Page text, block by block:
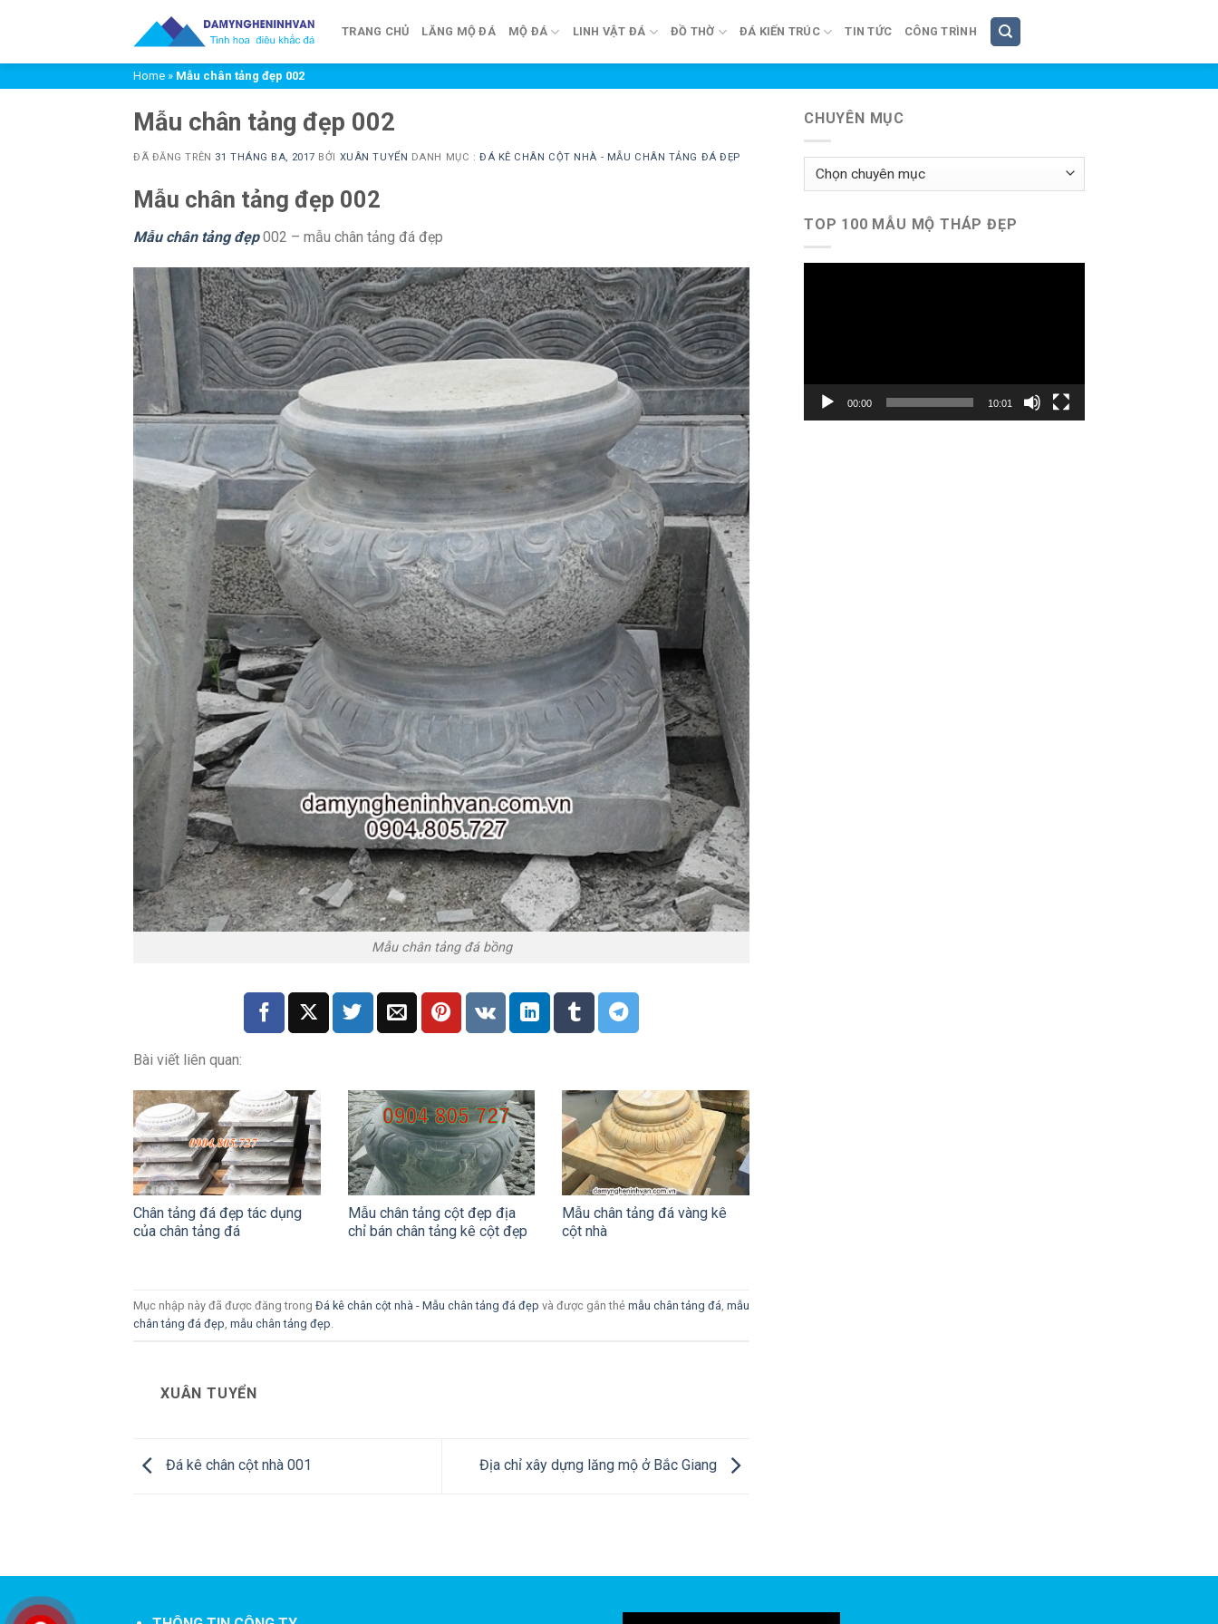
TRANG CHỦ LĂNG MỘ ĐÁ MỘ ĐÁ LINH VẬT ĐÁ ĐỒ THỜ ĐÁ KIẾN TRÚC TIN TỨC CÔNG TRÌNH
Home » Mẫu chân tảng đẹp 002
Mẫu chân tảng đẹp 002
ĐÃ ĐĂNG TRÊN 31 THÁNG BA, 2017 BỞI XUÂN TUYỂN DANH MỤC : ĐÁ KÊ CHÂN CỘT NHÀ - MẪU CHÂN TẢNG ĐÁ ĐẸP
Mẫu chân tảng đẹp 002
Mẫu chân tảng đẹp002 – mẫu chân tảng đá đẹp
Mẫu chân tảng đá bồng
Bài viết liên quan:
Chân tảng đá đẹp tác dụng
của chân tảng đá
Mẫu chân tảng cột đẹp địa
chỉ bán chân tảng kê cột đẹp
Mẫu chân tảng đá vàng kê
cột nhà
Mục nhập này đã được đăng trong Đá kê chân cột nhà - Mẫu chân tảng đá đẹp và được gắn thẻ mẫu chân tảng đá mẫu
chân tảng đá đẹp mẫu chân tảng đẹp
XUÂN TUYỂN
Đá kê chân cột nhà 001 Địa chỉ xây dựng lăng mộ ở Bắc Giang
CHUYÊN MỤC
Chuyên
mục
TOP 100 MẪU MỘ THÁP ĐẸP
00:00 10:01